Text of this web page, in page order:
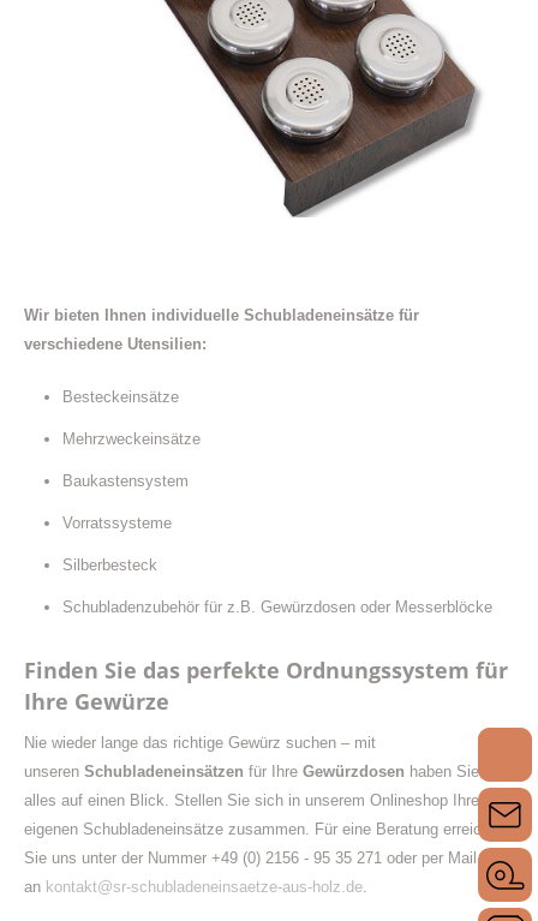
Wir bieten Ihnen individuelle Schubladeneinsätze für
verschiedene Utensilien:
Besteckeinsätze
Mehrzweckeinsätze
Baukastensystem
Vorratssysteme
Silberbesteck
Schubladenzubehör für z.B. Gewürzdosen oder Messerblöcke
Finden Sie das perfekte Ordnungssystem für
Ihre Gewürze
Nie wieder lange das richtige Gewürz suchen – mit
unseren Schubladeneinsätzen für Ihre Gewürzdosen haben Sie
alles auf einen Blick. Stellen Sie sich in unserem Onlineshop Ihre
eigenen Schubladeneinsätze zusammen. Für eine Beratung erreichen
Sie uns unter der Nummer +49 (0) 2156 - 95 35 271 oder per Mail
an kontakt@sr-schubladeneinsaetze-aus-holz.de.